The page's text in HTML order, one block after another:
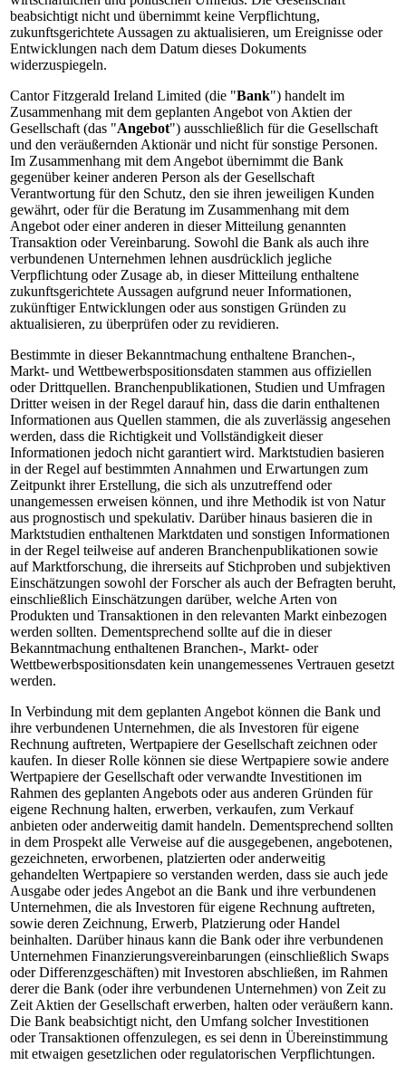
beabsichtigt nicht und übernimmt keine Verpflichtung,
zukunftsgerichtete Aussagen zu aktualisieren, um Ereignisse oder
Entwicklungen nach dem Datum dieses Dokuments
widerzuspiegeln.
Cantor Fitzgerald Ireland Limited (die "Bank") handelt im
Zusammenhang mit dem geplanten Angebot von Aktien der
Gesellschaft (das "Angebot") ausschließlich für die Gesellschaft
und den veräußernden Aktionär und nicht für sonstige Personen.
Im Zusammenhang mit dem Angebot übernimmt die Bank
gegenüber keiner anderen Person als der Gesellschaft
Verantwortung für den Schutz, den sie ihren jeweiligen Kunden
gewährt, oder für die Beratung im Zusammenhang mit dem
Angebot oder einer anderen in dieser Mitteilung genannten
Transaktion oder Vereinbarung. Sowohl die Bank als auch ihre
verbundenen Unternehmen lehnen ausdrücklich jegliche
Verpflichtung oder Zusage ab, in dieser Mitteilung enthaltene
zukunftsgerichtete Aussagen aufgrund neuer Informationen,
zukünftiger Entwicklungen oder aus sonstigen Gründen zu
aktualisieren, zu überprüfen oder zu revidieren.
Bestimmte in dieser Bekanntmachung enthaltene Branchen-,
Markt- und Wettbewerbspositionsdaten stammen aus offiziellen
oder Drittquellen. Branchenpublikationen, Studien und Umfragen
Dritter weisen in der Regel darauf hin, dass die darin enthaltenen
Informationen aus Quellen stammen, die als zuverlässig angesehen
werden, dass die Richtigkeit und Vollständigkeit dieser
Informationen jedoch nicht garantiert wird. Marktstudien basieren
in der Regel auf bestimmten Annahmen und Erwartungen zum
Zeitpunkt ihrer Erstellung, die sich als unzutreffend oder
unangemessen erweisen können, und ihre Methodik ist von Natur
aus prognostisch und spekulativ. Darüber hinaus basieren die in
Marktstudien enthaltenen Marktdaten und sonstigen Informationen
in der Regel teilweise auf anderen Branchenpublikationen sowie
auf Marktforschung, die ihrerseits auf Stichproben und subjektiven
Einschätzungen sowohl der Forscher als auch der Befragten beruht,
einschließlich Einschätzungen darüber, welche Arten von
Produkten und Transaktionen in den relevanten Markt einbezogen
werden sollten. Dementsprechend sollte auf die in dieser
Bekanntmachung enthaltenen Branchen-, Markt- oder
Wettbewerbspositionsdaten kein unangemessenes Vertrauen gesetzt
werden.
In Verbindung mit dem geplanten Angebot können die Bank und
ihre verbundenen Unternehmen, die als Investoren für eigene
Rechnung auftreten, Wertpapiere der Gesellschaft zeichnen oder
kaufen. In dieser Rolle können sie diese Wertpapiere sowie andere
Wertpapiere der Gesellschaft oder verwandte Investitionen im
Rahmen des geplanten Angebots oder aus anderen Gründen für
eigene Rechnung halten, erwerben, verkaufen, zum Verkauf
anbieten oder anderweitig damit handeln. Dementsprechend sollten
in dem Prospekt alle Verweise auf die ausgegebenen, angebotenen,
gezeichneten, erworbenen, platzierten oder anderweitig
gehandelten Wertpapiere so verstanden werden, dass sie auch jede
Ausgabe oder jedes Angebot an die Bank und ihre verbundenen
Unternehmen, die als Investoren für eigene Rechnung auftreten,
sowie deren Zeichnung, Erwerb, Platzierung oder Handel
beinhalten. Darüber hinaus kann die Bank oder ihre verbundenen
Unternehmen Finanzierungsvereinbarungen (einschließlich Swaps
oder Differenzgeschäften) mit Investoren abschließen, im Rahmen
derer die Bank (oder ihre verbundenen Unternehmen) von Zeit zu
Zeit Aktien der Gesellschaft erwerben, halten oder veräußern kann.
Die Bank beabsichtigt nicht, den Umfang solcher Investitionen
oder Transaktionen offenzulegen, es sei denn in Übereinstimmung
mit etwaigen gesetzlichen oder regulatorischen Verpflichtungen.